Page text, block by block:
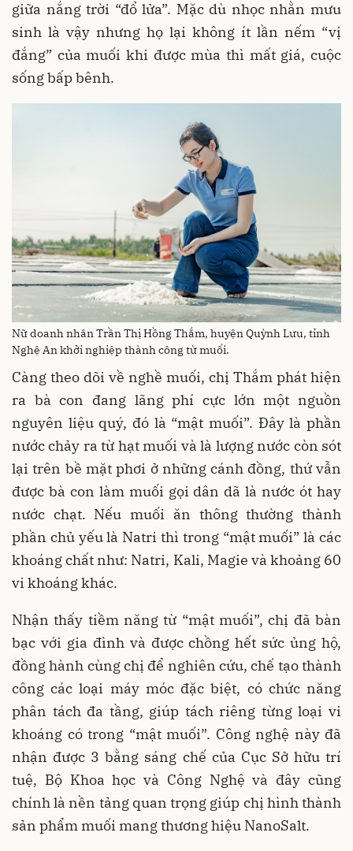
giữa nắng trời “đổ lửa”. Mặc dù nhọc nhằn mưu
sinh là vậy nhưng họ lại không ít lần nếm “vị
đắng” của muối khi được mùa thì mất giá, cuộc
sống bấp bênh.
Nữ doanh nhân Trần Thị Hồng Thắm, huyện Quỳnh Lưu, tỉnh
Nghệ An khởi nghiệp thành công từ muối.
Càng theo dõi về nghề muối, chị Thắm phát hiện
ra bà con đang lãng phí cực lớn một nguồn
nguyên liệu quý, đó là “mật muối”. Đây là phần
nước chảy ra từ hạt muối và là lượng nước còn sót
lại trên bề mặt phơi ở những cánh đồng, thứ vẫn
được bà con làm muối gọi dân dã là nước ót hay
nước chạt. Nếu muối ăn thông thường thành
phần chủ yếu là Natri thì trong “mật muối” là các
khoáng chất như: Natri, Kali, Magie và khoảng 60
vi khoáng khác.
Nhận thấy tiềm năng từ “mật muối”, chị đã bàn
bạc với gia đình và được chồng hết sức ủng hộ,
đồng hành cùng chị để nghiên cứu, chế tạo thành
công các loại máy móc đặc biệt, có chức năng
phân tách đa tầng, giúp tách riêng từng loại vi
khoáng có trong “mật muối”. Công nghệ này đã
nhận được 3 bằng sáng chế của Cục Sở hữu trí
tuệ, Bộ Khoa học và Công Nghệ và đây cũng
chính là nền tảng quan trọng giúp chị hình thành
sản phẩm muối mang thương hiệu NanoSalt.